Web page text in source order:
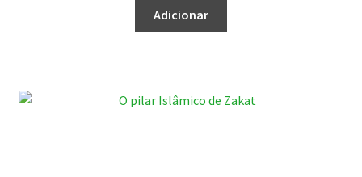
Adicionar